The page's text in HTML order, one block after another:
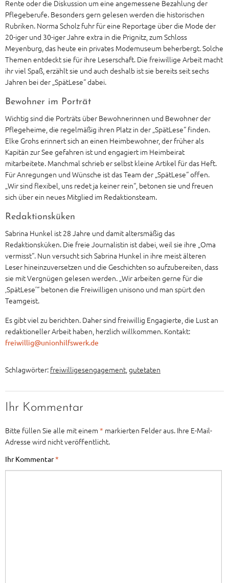
Rente oder die Diskussion um eine angemessene Bezahlung der
Pflegeberufe. Besonders gern gelesen werden die historischen
Rubriken. Norma Scholz fuhr für eine Reportage über die Mode der
20-iger und 30-iger Jahre extra in die Prignitz, zum Schloss
Meyenburg, das heute ein privates Modemuseum beherbergt. Solche
Themen entdeckt sie für ihre Leserschaft. Die freiwillige Arbeit macht
ihr viel Spaß, erzählt sie und auch deshalb ist sie bereits seit sechs
Jahren bei der „SpätLese“ dabei.
Bewohner im Porträt
Wichtig sind die Porträts über Bewohnerinnen und Bewohner der
Pflegeheime, die regelmäßig ihren Platz in der „SpätLese“ finden.
Elke Grohs erinnert sich an einen Heimbewohner, der früher als
Kapitän zur See gefahren ist und engagiert im Heimbeirat
mitarbeitete. Manchmal schrieb er selbst kleine Artikel für das Heft.
Für Anregungen und Wünsche ist das Team der „SpätLese“ offen.
„Wir sind flexibel, uns redet ja keiner rein“, betonen sie und freuen
sich über ein neues Mitglied im Redaktionsteam.
Redaktionsküken
Sabrina Hunkel ist 28 Jahre und damit altersmäßig das
Redaktionsküken. Die freie Journalistin ist dabei, weil sie ihre „Oma
vermisst“. Nun versucht sich Sabrina Hunkel in ihre meist älteren
Leser hineinzuversetzen und die Geschichten so aufzubereiten, dass
sie mit Vergnügen gelesen werden. „Wir arbeiten gerne für die
‚SpätLese’“ betonen die Freiwilligen unisono und man spürt den
Teamgeist.
Es gibt viel zu berichten. Daher sind freiwillig Engagierte, die Lust an
redaktioneller Arbeit haben, herzlich willkommen. Kontakt:
freiwillig@unionhilfswerk.de
Schlagwörter: freiwilligesengagement,gutetaten
Ihr Kommentar
Bitte füllen Sie alle mit einem * markierten Felder aus. Ihre E-Mail-
Adresse wird nicht veröffentlicht.
Ihr Kommentar*